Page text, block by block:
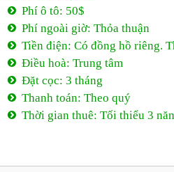
Phí ngoài giờ: Thỏa thuận
Tiền điện: Có đồng hồ riêng.
Điều hoà: Trung tâm
Đặt cọc: 3 tháng
Thanh toán: Theo quý
Thời gian thuê: Tối thiểu 3 năm